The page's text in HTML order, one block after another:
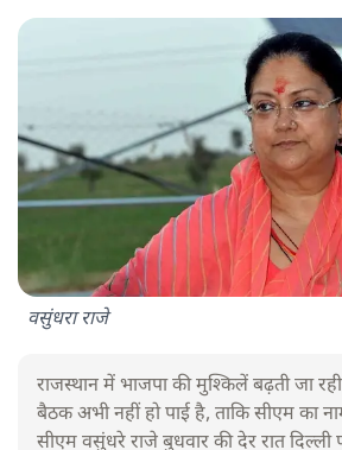
वसुंधरा राजे
राजस्थान में भाजपा की मुश्किलें बढ़ती जा
बैठक अभी नहीं हो पाई है, ताकि सीएम का
सीएम वसुंधरे राजे बुधवार की देर रात